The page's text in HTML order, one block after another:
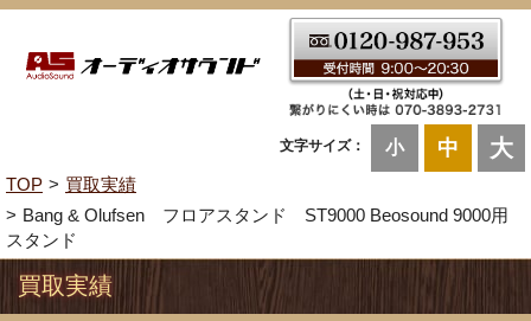
文字サイズ： 小 中 大
TOP
買取実績
Bang & Olufsen フロアスタンド ST9000 Beosound 9000用
スタンド
買取実績